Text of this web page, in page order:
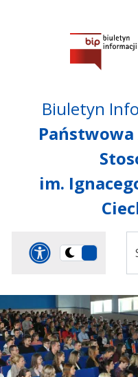
Biuletyn
im.
Panel
Przełącz
ciemną